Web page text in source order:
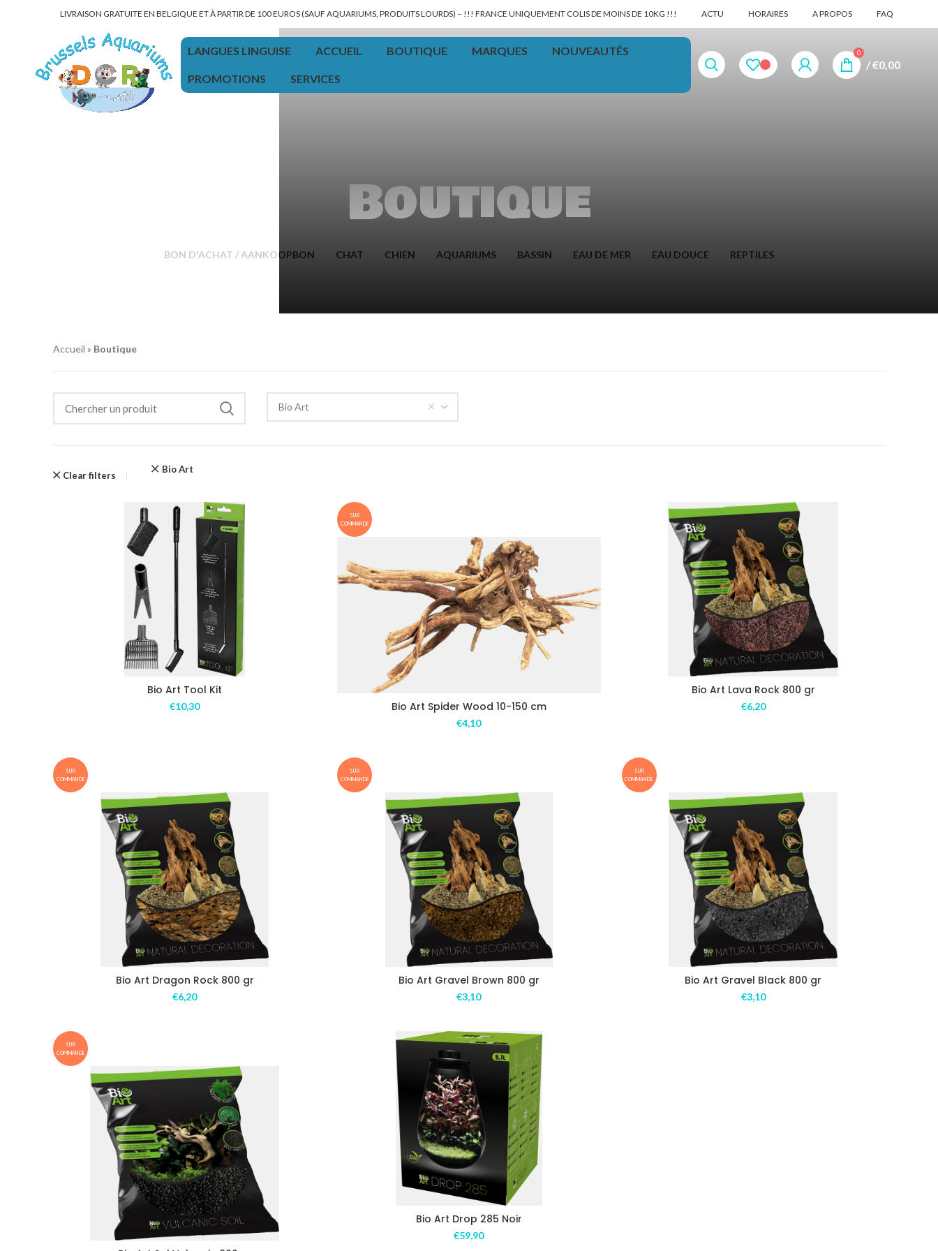
LIVRAISON GRATUITE EN BELGIQUE ET À PARTIR DE 100 EUROS (SAUF AQUARIUMS, PRODUITS LOURDS) – !!! FRANCE UNIQUEMENT COLIS DE MOINS DE 10KG !!! ACTU HORAIRES A PROPOS FAQ
LANGUES LINGUISE ACCUEIL BOUTIQUE MARQUES NOUVEAUTÉS
PROMOTIONS SERVICES
0
/€0,00
Boutique
BON D'ACHAT / AANKOOPBON CHAT CHIEN AQUARIUMS BASSIN EAU DE MER EAU DOUCE REPTILES
Accueil » Boutique
Bio Art
Clear filters
Bio Art
Bio Art Tool Kit
€10,30
SUR
COMMANDE
Bio Art Spider Wood 10-150 cm
€4,10
Bio Art Lava Rock 800 gr
€6,20
SUR
COMMANDE
Bio Art Dragon Rock 800 gr
€6,20
SUR
COMMANDE
Bio Art Gravel Brown 800 gr
€3,10
SUR
COMMANDE
Bio Art Gravel Black 800 gr
€3,10
SUR
COMMANDE
Bio Art Drop 285 Noir
€59,90